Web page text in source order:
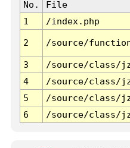
No. File
1
/index.php
2 /source/
3 /source/class/
4
/source/class/
5
/source/class/
6
/source/class/